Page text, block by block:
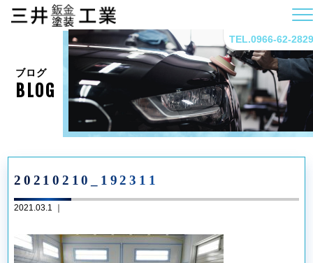
TEL.0966-62-2829
ブログ
BLOG
20210210_192311
2021.03.1 ｜